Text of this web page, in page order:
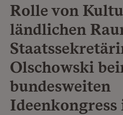
Rolle von
ländlichen
Olschowski
bundesweiten